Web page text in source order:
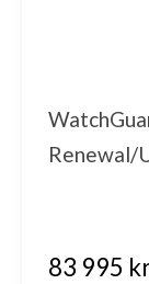
Renewal/
83 995